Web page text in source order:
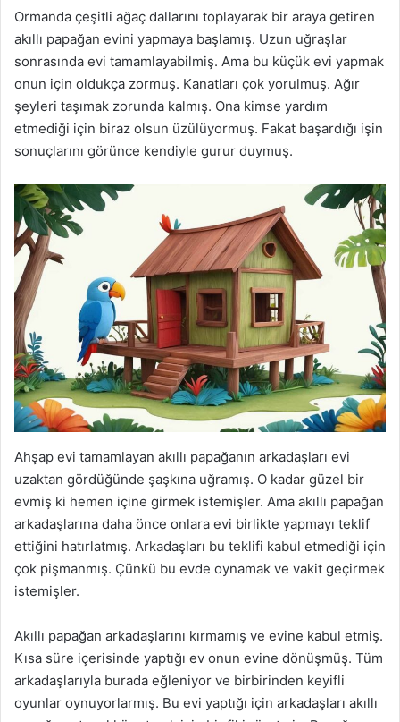
Ormanda çeşitli ağaç dallarını toplayarak bir araya getiren
akıllı papağan evini yapmaya başlamış. Uzun uğraşlar
sonrasında evi tamamlayabilmiş. Ama bu küçük evi yapmak
onun için oldukça zormuş. Kanatları çok yorulmuş. Ağır
şeyleri taşımak zorunda kalmış. Ona kimse yardım
etmediği için biraz olsun üzülüyormuş. Fakat başardığı işin
sonuçlarını görünce kendiyle gurur duymuş.
Ahşap evi tamamlayan akıllı papağanın arkadaşları evi
uzaktan gördüğünde şaşkına uğramış. O kadar güzel bir
evmiş ki hemen içine girmek istemişler. Ama akıllı papağan
arkadaşlarına daha önce onlara evi birlikte yapmayı teklif
ettiğini hatırlatmış. Arkadaşları bu teklifi kabul etmediği için
çok pişmanmış. Çünkü bu evde oynamak ve vakit geçirmek
istemişler.
Akıllı papağan arkadaşlarını kırmamış ve evine kabul etmiş.
Kısa süre içerisinde yaptığı ev onun evine dönüşmüş. Tüm
arkadaşlarıyla burada eğleniyor ve birbirinden keyifli
oyunlar oynuyorlarmış. Bu evi yaptığı için arkadaşları akıllı